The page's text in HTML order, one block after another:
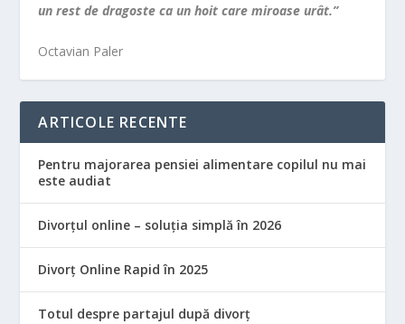
un rest de dragoste ca un hoit care miroase urât.”
Octavian Paler
ARTICOLE RECENTE
Pentru majorarea pensiei alimentare copilul nu mai
este audiat
Divorțul online – soluția simplă în 2026
Divorț Online Rapid în 2025
Totul despre partajul după divorț